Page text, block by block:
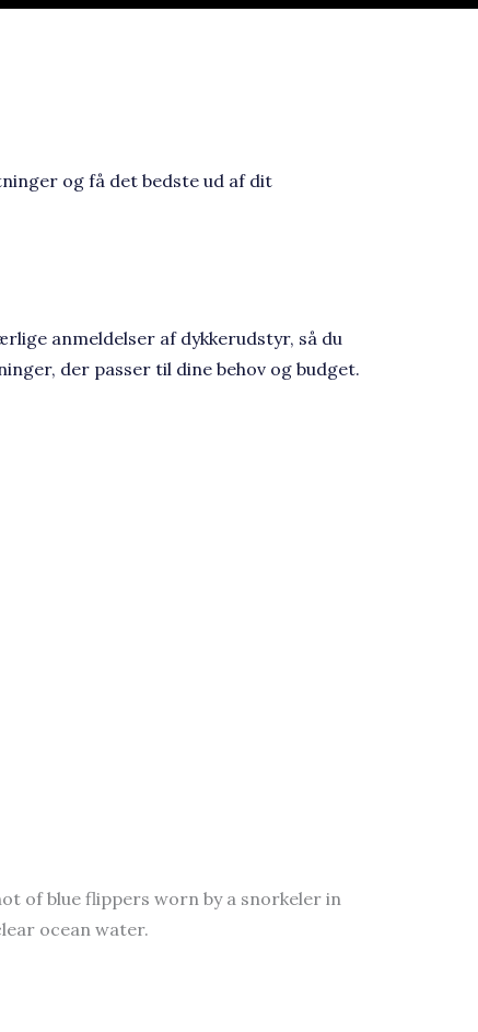
og få det bedste ud af dit
anmeldelser af dykkerudstyr, så du
der passer til dine behov og budget.